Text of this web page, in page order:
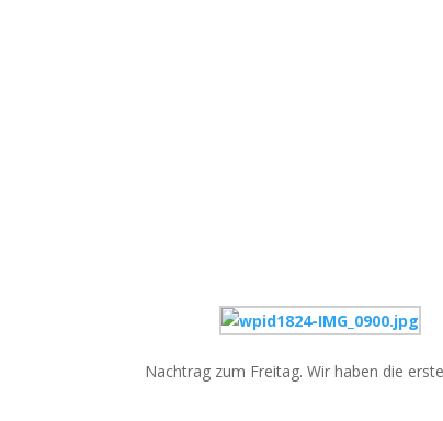
Nachtrag zum Freitag. Wir haben die